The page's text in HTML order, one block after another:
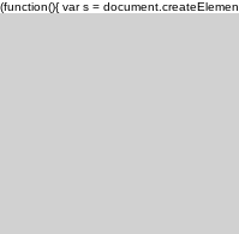
(function(){ var s =